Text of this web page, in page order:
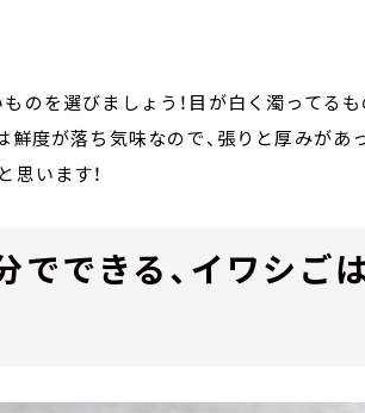
のを選びましょう！目が白く濁ってるも
鮮度が落ち気味なので、張りと厚みがあ
思います！
でできる、イワシご